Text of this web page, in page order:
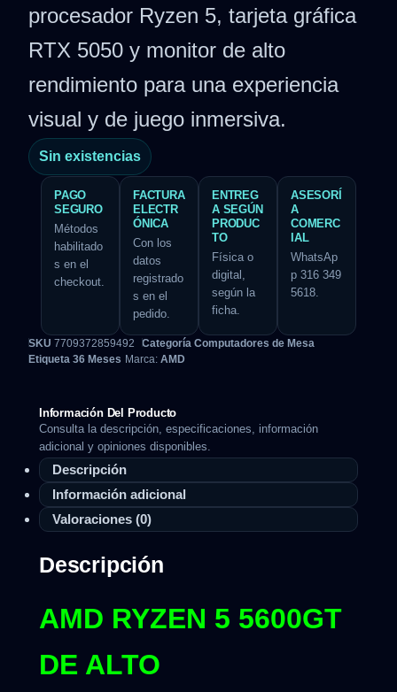
procesador Ryzen 5, tarjeta gráfica
RTX 5050 y monitor de alto
rendimiento para una experiencia
visual y de juego inmersiva.
Sin existencias
PAGO
SEGURO
Métodos
habilitado
s en el
checkout.
FACTURA
ELECTR
ÓNICA
Con los
datos
registrado
s en el
pedido.
ENTREG
A SEGÚN
PRODUC
TO
Física o
digital,
según la
ficha.
ASESORÍ
A
COMERC
IAL
WhatsAp
p 316 349
5618.
SKU 7709372859492 Categoría Computadores de Mesa
Etiqueta 36 Meses Marca: AMD
Información Del Producto
Consulta la descripción, especificaciones, información
adicional y opiniones disponibles.
Descripción
Información adicional
Valoraciones (0)
Descripción
AMD RYZEN 5 5600GT
DE ALTO